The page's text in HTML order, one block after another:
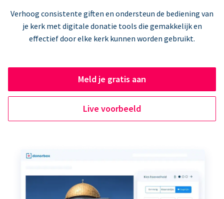
Verhoog consistente giften en ondersteun de bediening van
je kerk met digitale donatie tools die gemakkelijk en
effectief door elke kerk kunnen worden gebruikt.
Meld je gratis aan
Live voorbeeld